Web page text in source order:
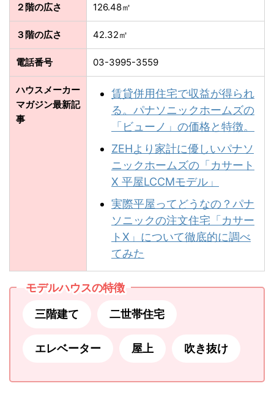
２階の広さ 126.48㎡
３階の広さ 42.32㎡
電話番号 03-3995-3559
ハウスメーカー
マガジン最新記
事
賃貸併用住宅で収益が得られ
る。パナソニックホームズの
「ビューノ」の価格と特徴。
ZEHより家計に優しいパナソ
ニックホームズの「カサート
X 平屋LCCMモデル」
実際平屋ってどうなの？パナ
ソニックの注文住宅「カサー
トX」について徹底的に調べ
てみた
モデルハウスの特徴
三階建て 二世帯住宅
エレベーター 屋上 吹き抜け